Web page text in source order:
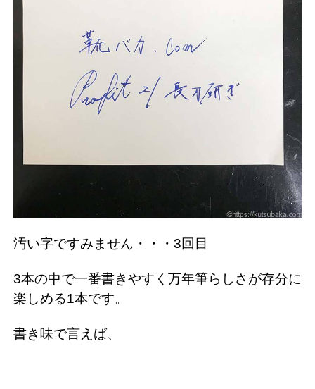
汚い字ですみません・・・3回目
3本の中で一番書きやすく万年筆らしさが存分に
楽しめる1本です。
書き味で言えば、